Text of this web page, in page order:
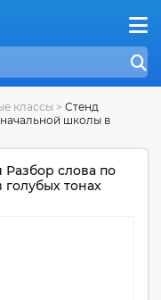
классы > Стенд
школы в
слова по
тонах